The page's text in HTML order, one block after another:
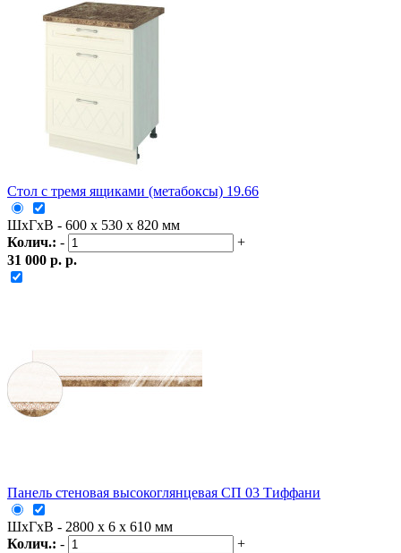
Стол с тремя ящиками (метабоксы) 19.66
ШxГxВ - 600 x 530 x 820 мм
Колич.: -
+
31 000 р. р.
Панель стеновая высокоглянцевая СП 03 Тиффани
ШxГxВ - 2800 x 6 x 610 мм
Колич.: -
+